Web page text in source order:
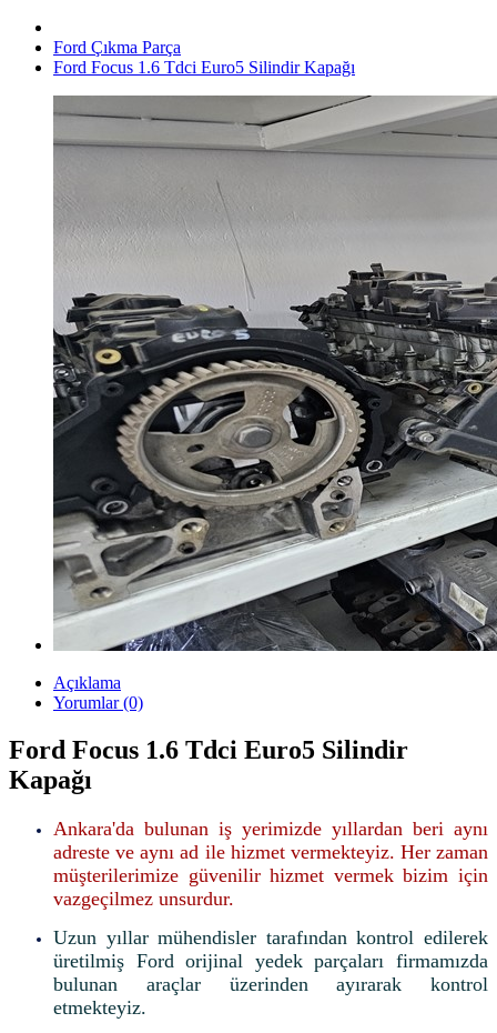
Ford Çıkma Parça
Ford Focus 1.6 Tdci Euro5 Silindir Kapağı
Açıklama
Yorumlar (0)
Ford Focus 1.6 Tdci Euro5 Silindir
Kapağı
Ankara'da bulunan iş yerimizde yıllardan beri aynı
adreste ve aynı ad ile hizmet vermekteyiz. Her zaman
müşterilerimize güvenilir hizmet vermek bizim için
vazgeçilmez unsurdur.
Uzun yıllar mühendisler tarafından kontrol edilerek
üretilmiş Ford orijinal yedek parçaları firmamızda
bulunan araçlar üzerinden ayırarak kontrol
etmekteyiz.